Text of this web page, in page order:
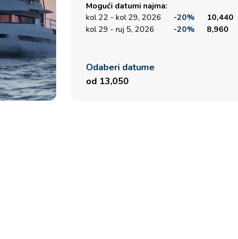
Mogući datumi najma:
kol 22 - kol 29, 2026
-20%
10,440
kol 29 - ruj 5, 2026
-20% 8,960
Odaberi datume
od 13,050